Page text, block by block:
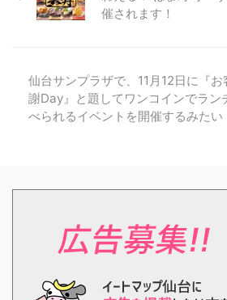
催されます！
仙台サンプラザで、11月12日に『お
謝Day』と題してワンコインでラン
べられるイベントを開催するみたい